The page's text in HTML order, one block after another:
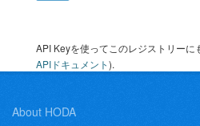
API Keyを使ってこのレジストリーに
APIドキュメント).
About HODA